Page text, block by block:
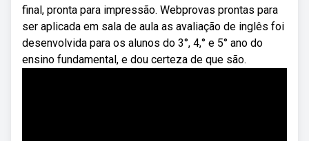
final, pronta para impressão. Webprovas prontas para
ser aplicada em sala de aula as avaliação de inglês foi
desenvolvida para os alunos do 3°, 4,° e 5° ano do
ensino fundamental, e dou certeza de que são.